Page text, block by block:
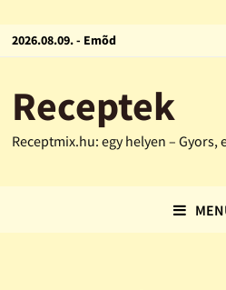
2026.08.09. - Emõd
Receptek
Receptmix.hu: egy helyen – Gyors,